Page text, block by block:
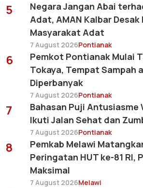
5
Negara Jangan Abai
Adat, AMAN Kalbar Desak
Masyarakat Adat
7 August 2026Pontianak
6
Pemkot Pontianak Mulai
Tokaya, Tempat Sampah
Diperbanyak
7 August 2026Pontianak
7
Bahasan Puji Antusiasme
Ikuti Jalan Sehat dan
7 August 2026Pontianak
8
Pemkab Melawi
Peringatan HUT ke-81 RI,
Maksimal
7 August 2026Melawi